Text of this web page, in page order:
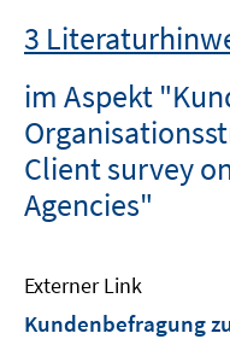
3
im Aspekt
Client survey
Agencies"
Externer Link
Kundenbefragung